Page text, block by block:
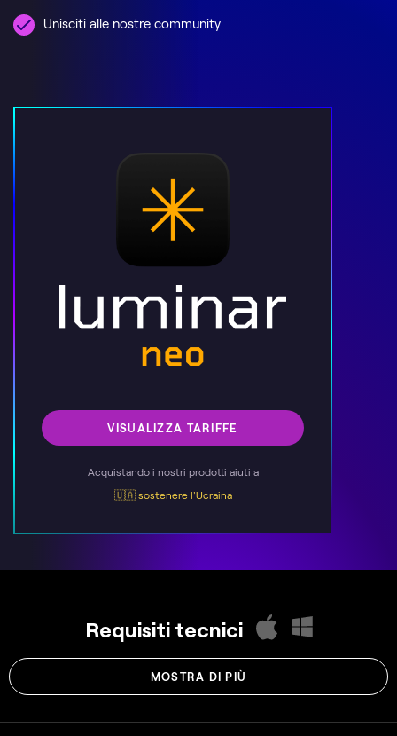
Unisciti alle nostre community
VISUALIZZA TARIFFE
Acquistando i nostri prodotti aiuti a
🇺🇦 sostenere l'Ucraina
Requisiti tecnici
macOS
MOSTRA DI PIÙ